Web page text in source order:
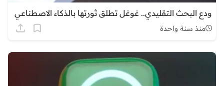
ودع البحث التقليدي.. غوغل تطلق ثورتها بالذكاء الاصطناعي
منذ سنة واحدة